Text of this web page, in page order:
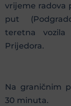
vrijeme radova
put
teretna
Prijedora.
Na graničnim
30 minuta.